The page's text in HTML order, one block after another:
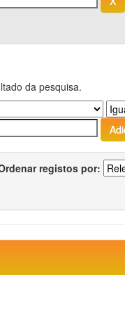
da pesquisa.
registos por: